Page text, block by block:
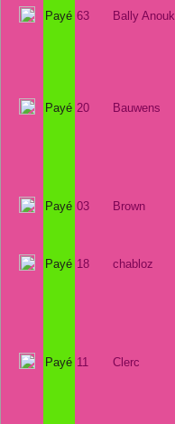
Payé 63 Bally Anouk
Payé 20 Bauwens
Payé 03 Brown
Payé 18 chabloz
Payé 11 Clerc